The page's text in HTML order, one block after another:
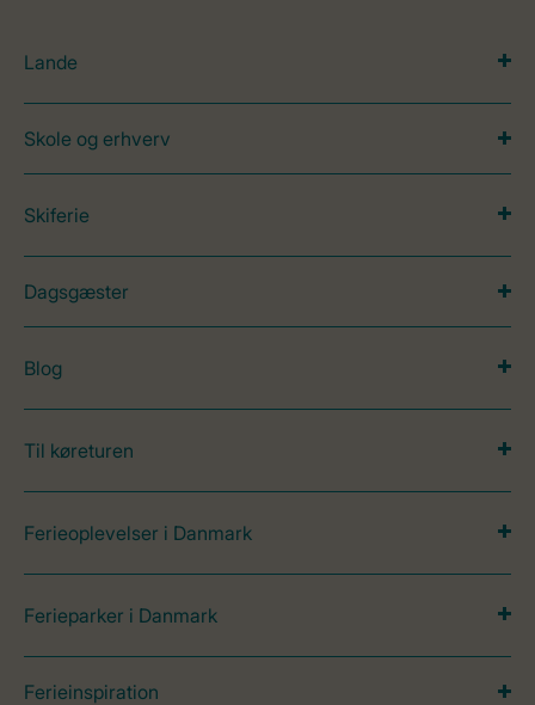
Lande
Skole og erhverv
Skiferie
Dagsgæster
Blog
Til køreturen
Ferieoplevelser i Danmark
Ferieparker i Danmark
Ferieinspiration